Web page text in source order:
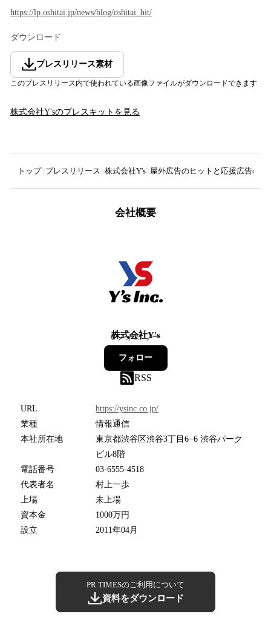
https://lp.oshitai.jp/news/blog/oshitai_hit/
ダウンロード
プレスリリース素材
このプレスリリース内で使われている画像ファイルがダウンロードできます
株式会社Y'sのプレスキットを見る
トップ プレスリリース 株式会社Y's 屋外広告のヒットと応援広告の
会社概要
株式会社Y's
0フォロワー
フォロー
RSS
URL
https://ysinc.co.jp/
業種
情報通信
本社所在地
東京都渋谷区渋谷3丁目6−6 渋谷パーク
ビル8階
電話番号
03-6555-4518
代表者名
村上一歩
上場
未上場
資本金
1000万円
設立
2011年04月
PR TIMESのご利用について
資料をダウンロード